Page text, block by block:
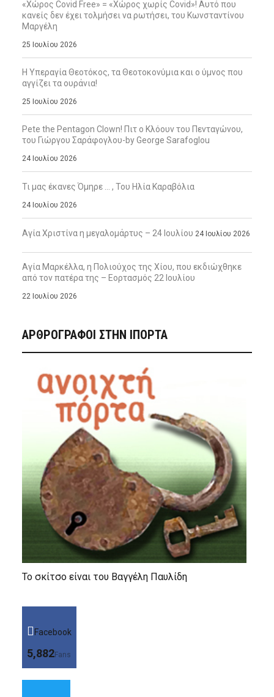
«Χώρος Covid Free» = «Χώρος χωρίς Covid»! Αυτό που
κανείς δεν έχει τολμήσει να ρωτήσει, του Κωνσταντίνου
Μαργέλη
25 Ιουλίου 2026
Η Υπεραγία Θεοτόκος, τα Θεοτοκονύμια και ο ύμνος που
αγγίζει τα ουράνια!
25 Ιουλίου 2026
Pete the Pentagon Clown! Πιτ ο Κλόουν του Πενταγώνου,
του Γιώργου Σαράφογλου-by George Sarafoglou
24 Ιουλίου 2026
Τι μας έκανες Όμηρε … , Του Ηλία Καραβόλια
24 Ιουλίου 2026
Αγία Χριστίνα η μεγαλομάρτυς – 24 Ιουλίου 24 Ιουλίου 2026
Αγία Μαρκέλλα, η Πολιούχος της Χίου, που εκδιώχθηκε
από τον πατέρα της – Εορτασμός 22 Ιουλίου
22 Ιουλίου 2026
ΑΡΘΡΟΓΡΑΦΟΙ ΣΤΗΝ IΠΟΡΤΑ
Το σκίτσο είναι του Βαγγέλη Παυλίδη
Facebook
5,882Fans